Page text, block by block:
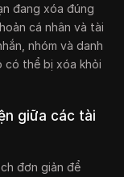
đang xóa đúng
cá nhân và tài
nhóm và danh
có thể bị xóa khỏi
giữa các tài
đơn giản để